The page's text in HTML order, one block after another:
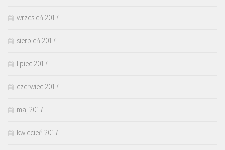
wrzesień 2017
sierpień 2017
lipiec 2017
czerwiec 2017
maj 2017
kwiecień 2017